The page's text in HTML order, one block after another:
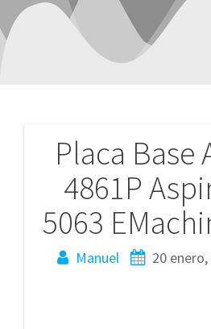
Placa Base
4861P
5063
Manuel 20
Navegación
entradas